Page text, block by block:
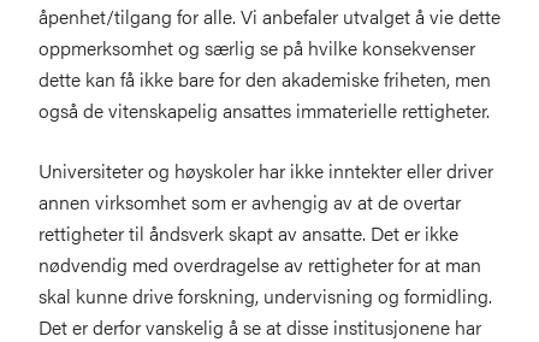
åpenhet/tilgang for alle. Vi anbefaler utvalget å vie dette
oppmerksomhet og særlig se på hvilke konsekvenser
dette kan få ikke bare for den akademiske friheten, men
også de vitenskapelig ansattes immaterielle rettigheter.
Universiteter og høyskoler har ikke inntekter eller driver
annen virksomhet som er avhengig av at de overtar
rettigheter til åndsverk skapt av ansatte. Det er ikke
nødvendig med overdragelse av rettigheter for at man
skal kunne drive forskning, undervisning og formidling.
Det er derfor vanskelig å se at disse institusjonene har